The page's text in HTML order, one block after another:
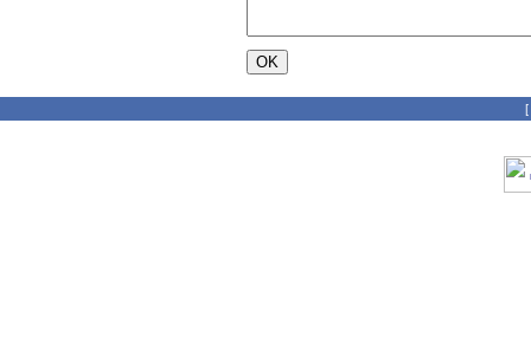
[